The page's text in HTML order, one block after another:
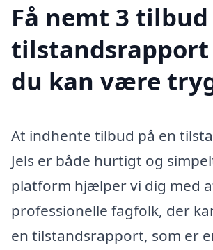
Få nemt 3 tilbud
tilstandsrapport
du kan være
At indhente tilbud på en
Jels er både hurtigt og
platform hjælper vi dig med
professionelle fagfolk, der
en tilstandsrapport, som er